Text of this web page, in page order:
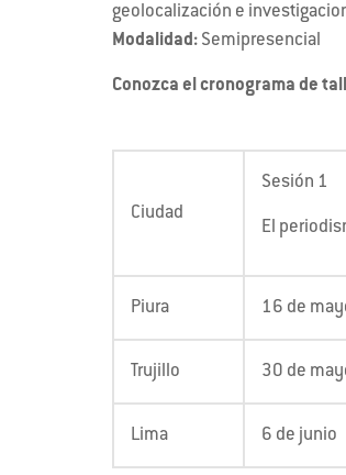
geolocalización e
Modalidad: Semipresencial
Conozca el cronograma de
Ciudad
Sesión 1
El
Piura 16 de
Trujillo 30 de
Lima 6 de junio